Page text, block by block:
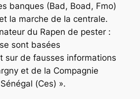
banques (Bad, Boad, Fmo)
la marche de la centrale.
du Rapen de pester :
sont basées
sur de fausses informations
et de la Compagnie
(Ces) ».